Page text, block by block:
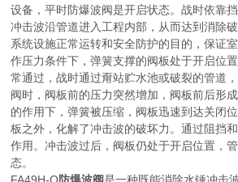
设备，平时防爆波阀是开启状态。战时依靠
冲击波沿管道进入工程内部，从而达到消除
系统设施正常运转和安全防护的目的，保证
作压力条件下，弹簧支撑的阀板处于开启位
常通过，战时通过甭站贮水池或破裂的管道
阀时，阀板前的压力突然增加，阀板前后形
的作用下，弹簧被压缩，阀板迅速到达关闭
板之外，化解了冲击波的破坏力。通过阻挡
作用。冲击波过后，阀板仍处于开启位置，
态。